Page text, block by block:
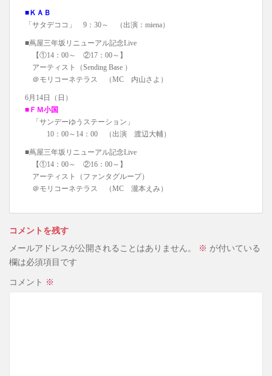
■ＫＡＢ
「サタデココ」 9：30～ （出演：miena）
■蔦屋三年坂リニューアル記念Live
【①14：00～ ②17：00～】
アーティスト（Sending Base ）
＠モリコーネテラス （MC 内山さよ）
6月14日（日）
■ＦＭ小国
「サンデーゆうステーション」
10：00～14：00 （出演 渡辺大輔）
■蔦屋三年坂リニューアル記念Live
【①14：00～ ②16：00～】
アーティスト（ファンタグループ）
＠モリコーネテラス （MC 瀧本えみ）
コメントを残す
メールアドレスが公開されることはありません。
※ が付いている
欄は必須項目です
コメント ※